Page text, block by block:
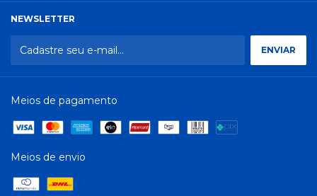
NEWSLETTER
Meios de pagamento
Meios de envio